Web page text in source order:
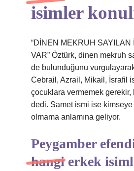
isimler
“DİNEN MEKRUH SAYILAN
VAR” Öztürk, dinen mekruh
de bulunduğunu
Cebrail, Azrail, Mikail, İsrafil
çocuklara vermemek gerekir,
dedi. Samet ismi ise
olmama anlamına geliyor.
Peygamber
hangi erkek